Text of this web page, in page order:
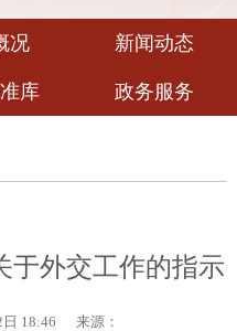
况 新闻动态
库 政务服务
于外交工作的指示
18:46 来源：